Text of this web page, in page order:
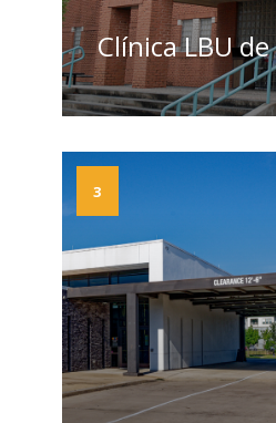
Clínica LBU
3